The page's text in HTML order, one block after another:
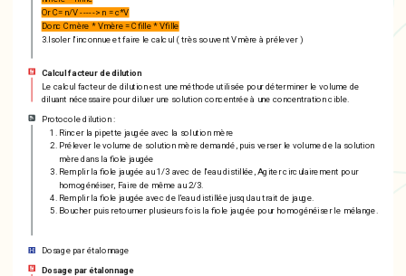
Or C= n/V -----> n = c*V
Donc Cmère * Vmère = Cfille * Vfille
3.Isoler l'inconnue et faire le calcul ( très souvent Vmère à prélever )
Calcul facteur de dilution
Le calcul facteur de dilution est une méthode utilisée pour déterminer le volume de
diluant nécessaire pour diluer une solution concentrée à une concentration cible.
Protocole dilution :
Rincer la pipette jaugée avec la solution mère
Prélever le volume de solution mère demandé, puis verser le volume de la solution
mère dans la fiole jaugée
Remplir la fiole jaugée au 1/3 avec de l'eau distillée, Agiter circulairement pour
homogénéiser, Faire de même au 2/3.
Remplir la fiole jaugée avec de l'eau distillée jusqu'au trait de jauge.
Boucher puis retourner plusieurs fois la fiole jaugée pour homogénéiser le mélange.
Dosage par étalonnage
Dosage par étalonnage